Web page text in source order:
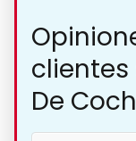
clientes
De